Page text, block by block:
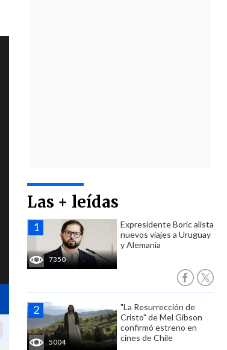
Las + leídas
7350
Expresidente Boric alista
nuevos viajes a Uruguay
y Alemania
5004
"La Resurrección de
Cristo" de Mel Gibson
confirmó estreno en
cines de Chile